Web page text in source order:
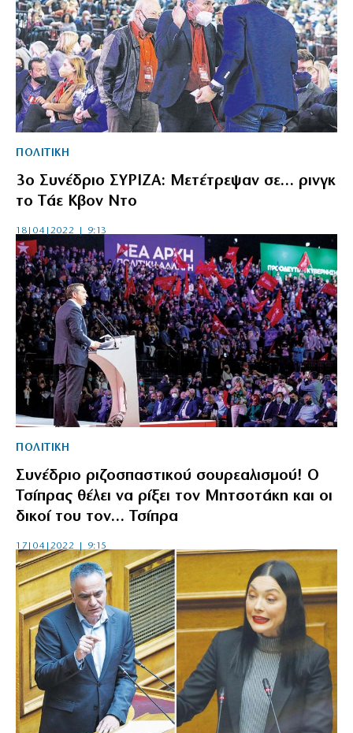
ΠΟΛΙΤΙΚΗ
3ο Συνέδριο ΣΥΡΙΖΑ: Μετέτρεψαν σε… ρινγκ
το Tάε Kβον Nτο
18|04|2022 | 9:13
ΠΟΛΙΤΙΚΗ
Συνέδριο ριζοσπαστικού σουρεαλισμού! Ο
Τσίπρας θέλει να ρίξει τον Μητσοτάκη και οι
δικοί του τον… Τσίπρα
17|04|2022 | 9:15